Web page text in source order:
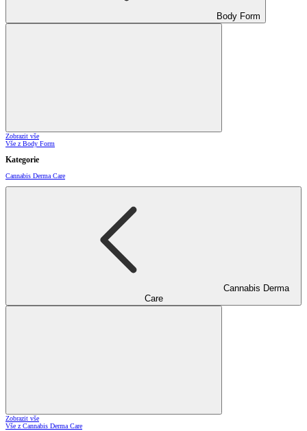
Body Form
Zobrazit vše
Vše z Body Form
Kategorie
Cannabis Derma Care
Cannabis Derma
Care
Zobrazit vše
Vše z Cannabis Derma Care